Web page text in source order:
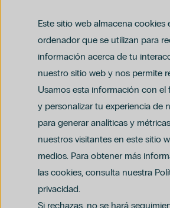
Este sitio web almacena cookies
ordenador que se utilizan para
información acerca de tu
nuestro sitio web y nos permite
Usamos esta información con el
y personalizar tu experiencia de
para generar analíticas y
nuestros visitantes en este sitio
medios. Para obtener más
las cookies, consulta nuestra
privacidad.
Si rechazas, no se hará
Política de privacidad y protección de datos
Política del canal ético (PDF)
Política de compliance penal (PDF)